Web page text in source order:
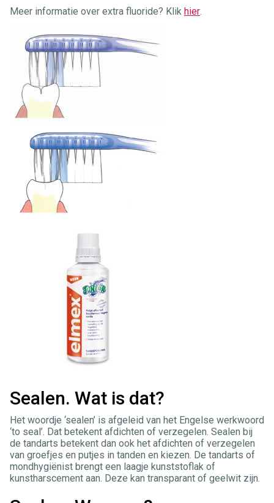
Meer informatie over extra fluoride? Klik hier.
Sealen. Wat is dat?
Het woordje ‘sealen’ is afgeleid van het Engelse werkwoord
‘to seal’. Dat betekent afdichten of verzegelen. Sealen bij
de tandarts betekent dan ook het afdichten of verzegelen
van groefjes en putjes in tanden en kiezen. De tandarts of
mondhygiënist brengt een laagje kunststoflak of
kunstharscement aan. Deze kan transparant of geelwit zijn.